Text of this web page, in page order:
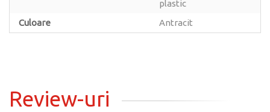
plastic
Culoare
Antracit
Review-uri